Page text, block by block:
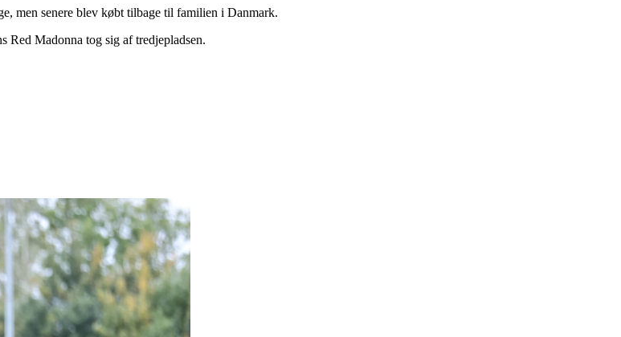
men senere blev købt tilbage til familien i Danmark.
Red Madonna tog sig af tredjepladsen.